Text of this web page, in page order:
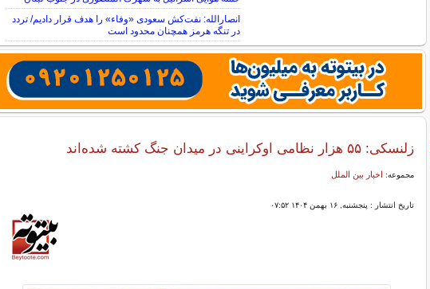
انصارالله: نفت‌کش سعودی «وفاء» را هدف قرار دادیم/ تردد
در تنگه هرمز همچنان محدود است
زلنسکی: ۵۵ هزار نظامی اوکراینی در میدان جنگ کشته شده‌اند
مجموعه: اخبار بین الملل
تاریخ انتشار : پنجشنبه, ۱۶ بهمن ۱۴۰۴ ۰۷:۵۲